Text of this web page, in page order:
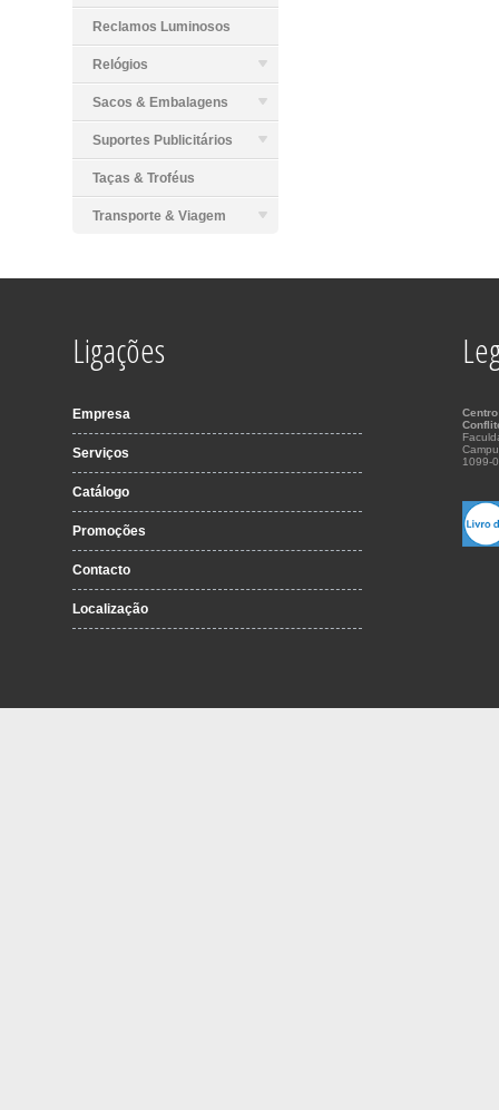
Reclamos Luminosos
Relógios
Sacos & Embalagens
Suportes Publicitários
Taças & Troféus
Transporte & Viagem
Ligações
Empresa
Serviços
Catálogo
Promoções
Contacto
Localização
1099-